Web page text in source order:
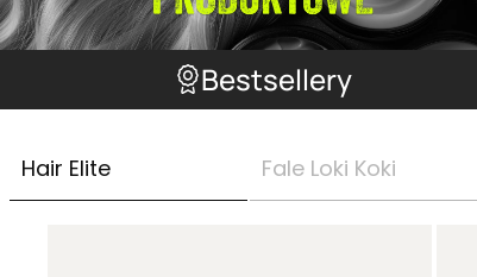
Bestsellery
Hair Elite Fale Loki Koki